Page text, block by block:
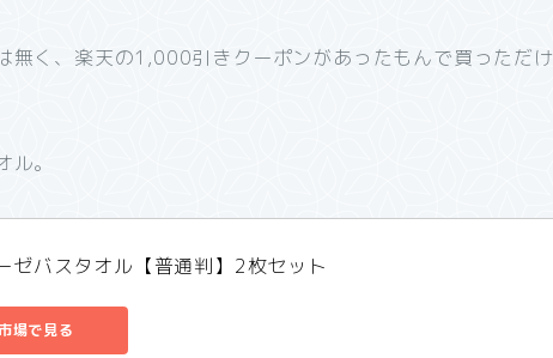
無く、楽天の1,000引きクーポンがあったもんで買っただけ
ル。
ゼバスタオル【普通判】2枚セット
場で見る